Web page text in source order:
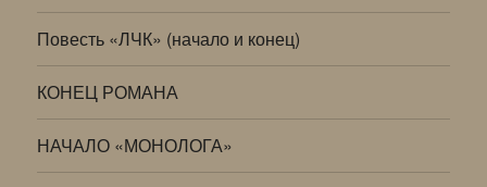
Повесть «ЛЧК» (начало и конец)
КОНЕЦ РОМАНА
НАЧАЛО «МОНОЛОГА»